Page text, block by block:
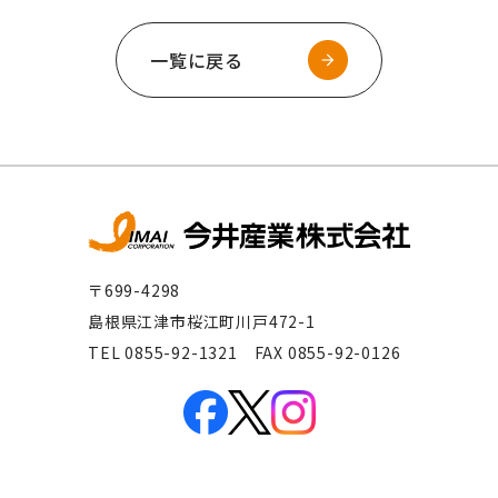
一覧に戻る
〒699-4298
島根県江津市桜江町川戸472-1
TEL 0855-92-1321 FAX 0855-92-0126